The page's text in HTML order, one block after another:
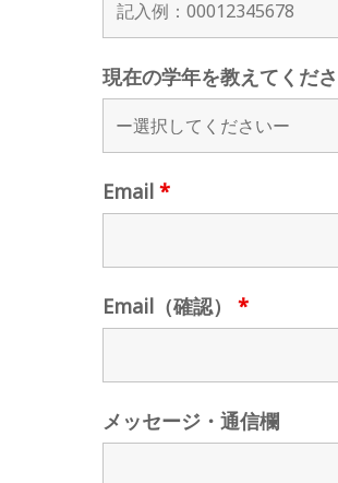
現在の学年を教えてくだ
Email *
Email（確認） *
メッセージ・通信欄